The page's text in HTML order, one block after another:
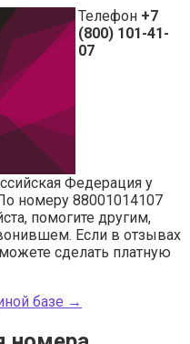
Телефон +7
(800) 101-41-
07
Федерация у
номеру 88001014107
помогите другим,
Если в отзывах
сделать платную
базе →